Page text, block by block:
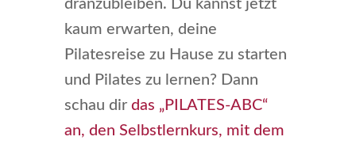
dranzubleiben. Du kannst jetzt
kaum erwarten, deine
Pilatesreise zu Hause zu starten
und Pilates zu lernen? Dann
schau dir das „PILATES-ABC“
an, den Selbstlernkurs, mit dem